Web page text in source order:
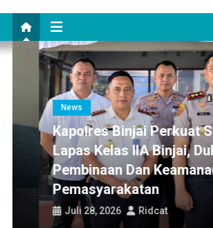
News
Kapolres Binjai Perkuat
Lapas Kelas IIA Binjai,
Pembinaan Dan Keamanan
Pemasyarakatan
Juli 28, 2026 Ridcat